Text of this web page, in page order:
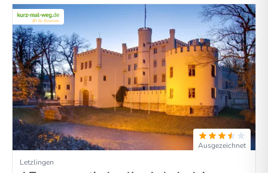
Ausgezeichnet
Letzlingen